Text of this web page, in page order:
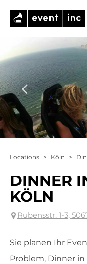
Locations > Köln >
DINNER
KÖLN
Rubensstr. 1-3,
Sie planen Ihr
Problem, Dinner